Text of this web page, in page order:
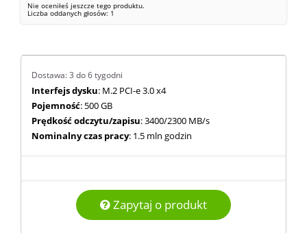
Nie oceniłeś jeszcze tego produktu.
Liczba oddanych głosów: 1
Dostawa: 3 do 6 tygodni
Interfejs dysku: M.2 PCI-e 3.0 x4
Pojemność: 500 GB
Prędkość odczytu/zapisu: 3400/2300 MB/s
Nominalny czas pracy: 1.5 mln godzin
Zapytaj o produkt